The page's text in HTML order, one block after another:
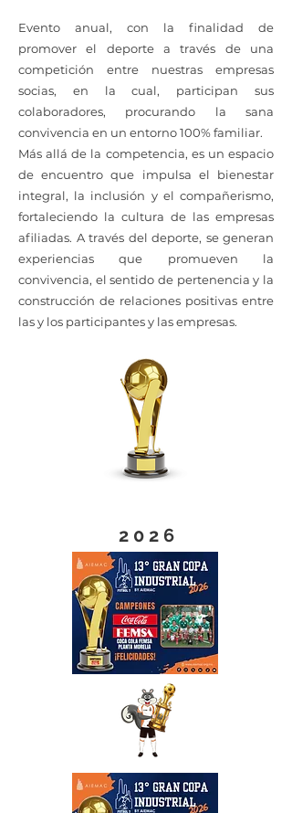
Evento anual, con la finalidad de
promover el deporte a través de una
competición entre nuestras empresas
socias, en la cual, participan sus
colaboradores, procurando la sana
convivencia en un entorno 100% familiar.
Más allá de la competencia, es un espacio
de encuentro que impulsa el bienestar
integral, la inclusión y el compañerismo,
fortaleciendo la cultura de las empresas
afiliadas. A través del deporte, se generan
experiencias que promueven la
convivencia, el sentido de pertenencia y la
construcción de relaciones positivas entre
las y los participantes y las empresas.
2 0 2 6